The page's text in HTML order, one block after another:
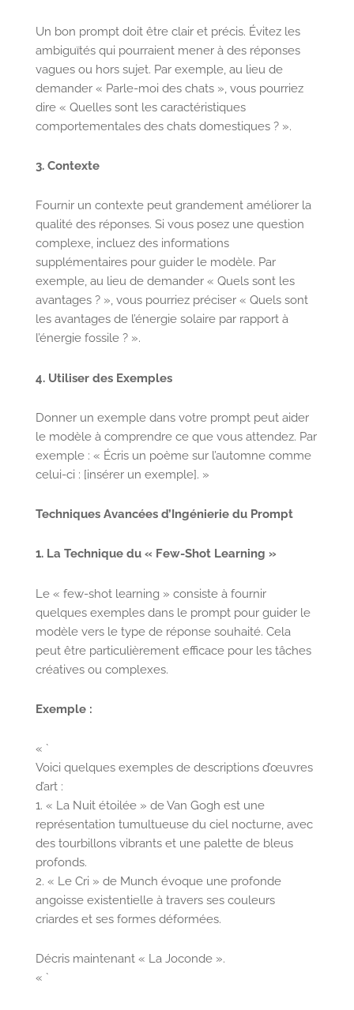
Un bon prompt doit être clair et précis. Évitez les
ambiguïtés qui pourraient mener à des réponses
vagues ou hors sujet. Par exemple, au lieu de
demander « Parle-moi des chats », vous pourriez
dire « Quelles sont les caractéristiques
comportementales des chats domestiques ? ».
3. Contexte
Fournir un contexte peut grandement améliorer la
qualité des réponses. Si vous posez une question
complexe, incluez des informations
supplémentaires pour guider le modèle. Par
exemple, au lieu de demander « Quels sont les
avantages ? », vous pourriez préciser « Quels sont
les avantages de l’énergie solaire par rapport à
l’énergie fossile ? ».
4. Utiliser des Exemples
Donner un exemple dans votre prompt peut aider
le modèle à comprendre ce que vous attendez. Par
exemple : « Écris un poème sur l’automne comme
celui-ci : [insérer un exemple]. »
Techniques Avancées d’Ingénierie du Prompt
1. La Technique du « Few-Shot Learning »
Le « few-shot learning » consiste à fournir
quelques exemples dans le prompt pour guider le
modèle vers le type de réponse souhaité. Cela
peut être particulièrement efficace pour les tâches
créatives ou complexes.
Exemple :
« `
Voici quelques exemples de descriptions d’œuvres
d’art :
1. « La Nuit étoilée » de Van Gogh est une
représentation tumultueuse du ciel nocturne, avec
des tourbillons vibrants et une palette de bleus
profonds.
2. « Le Cri » de Munch évoque une profonde
angoisse existentielle à travers ses couleurs
criardes et ses formes déformées.
Décris maintenant « La Joconde ».
« `